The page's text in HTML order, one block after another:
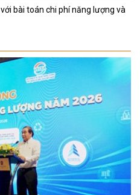
bài toán chi phí năng lượng và